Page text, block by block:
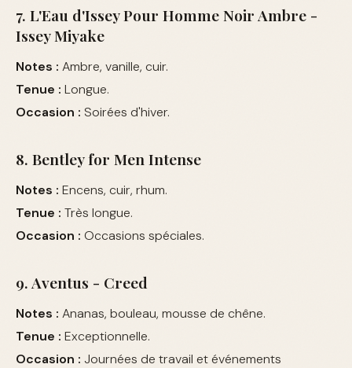
7. L'Eau d'Issey Pour Homme Noir Ambre -
Issey Miyake
Notes : Ambre, vanille, cuir.
Tenue : Longue.
Occasion : Soirées d'hiver.
8. Bentley for Men Intense
Notes : Encens, cuir, rhum.
Tenue : Très longue.
Occasion : Occasions spéciales.
9. Aventus - Creed
Notes : Ananas, bouleau, mousse de chêne.
Tenue : Exceptionnelle.
Occasion : Journées de travail et événements